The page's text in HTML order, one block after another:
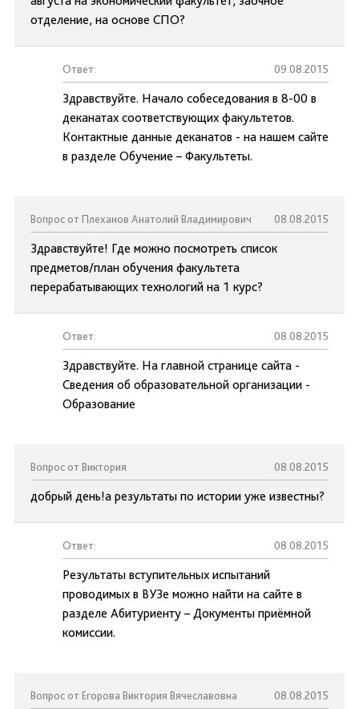
отделение, на основе СПО?
Ответ: 09.08.2015
Здравствуйте. Начало собеседования в 8-00 в
деканатах соответствующих факультетов.
Контактные данные деканатов - на нашем сайте
в разделе Обучение – Факультеты.
Вопрос от Плеханов Анатолий Владимирович 08.08.2015
Здравствуйте! Где можно посмотреть список
предметов/план обучения факультета
перерабатывающих технологий на 1 курс?
Ответ: 08.08.2015
Здравствуйте. На главной странице сайта -
Сведения об образовательной организации -
Образование
Вопрос от Виктория 08.08.2015
добрый день!а результаты по истории уже известны?
Ответ: 08.08.2015
Результаты вступительных испытаний
проводимых в ВУЗе можно найти на сайте в
разделе Абитуриенту – Документы приёмной
комиссии.
Вопрос от Егорова Виктория Вячеславовна 08.08.2015